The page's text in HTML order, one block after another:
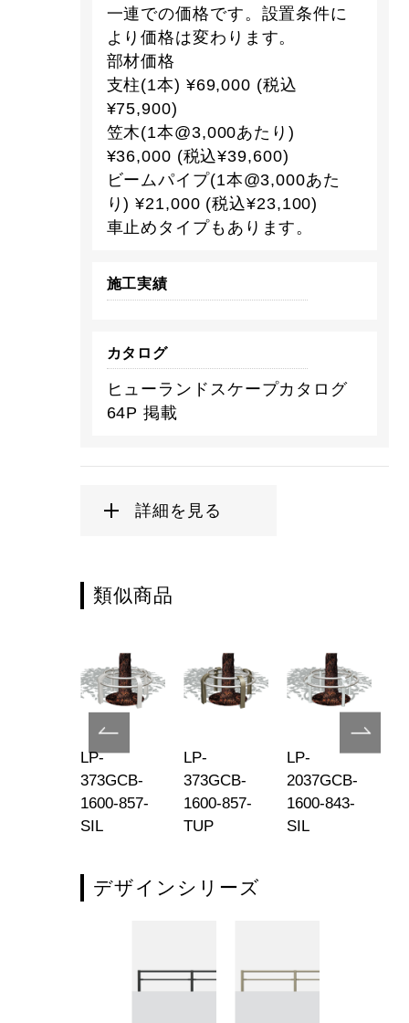
一連での価格です。設置条件に
より価格は変わります。
部材価格
支柱(1本) ¥69,000 (税込
¥75,900)
笠木(1本@3,000あたり)
¥36,000 (税込¥39,600)
ビームパイプ(1本@3,000あた
り) ¥21,000 (税込¥23,100)
車止めタイプもあります。
施工実績
カタログ
ヒューランドスケープカタログ
64P 掲載
詳細を見る
類似商品
LP-
373GCB-
1600-857-
SIL
LP-
373GCB-
1600-857-
TUP
LP-
2037GCB-
1600-843-
SIL
デザインシリーズ